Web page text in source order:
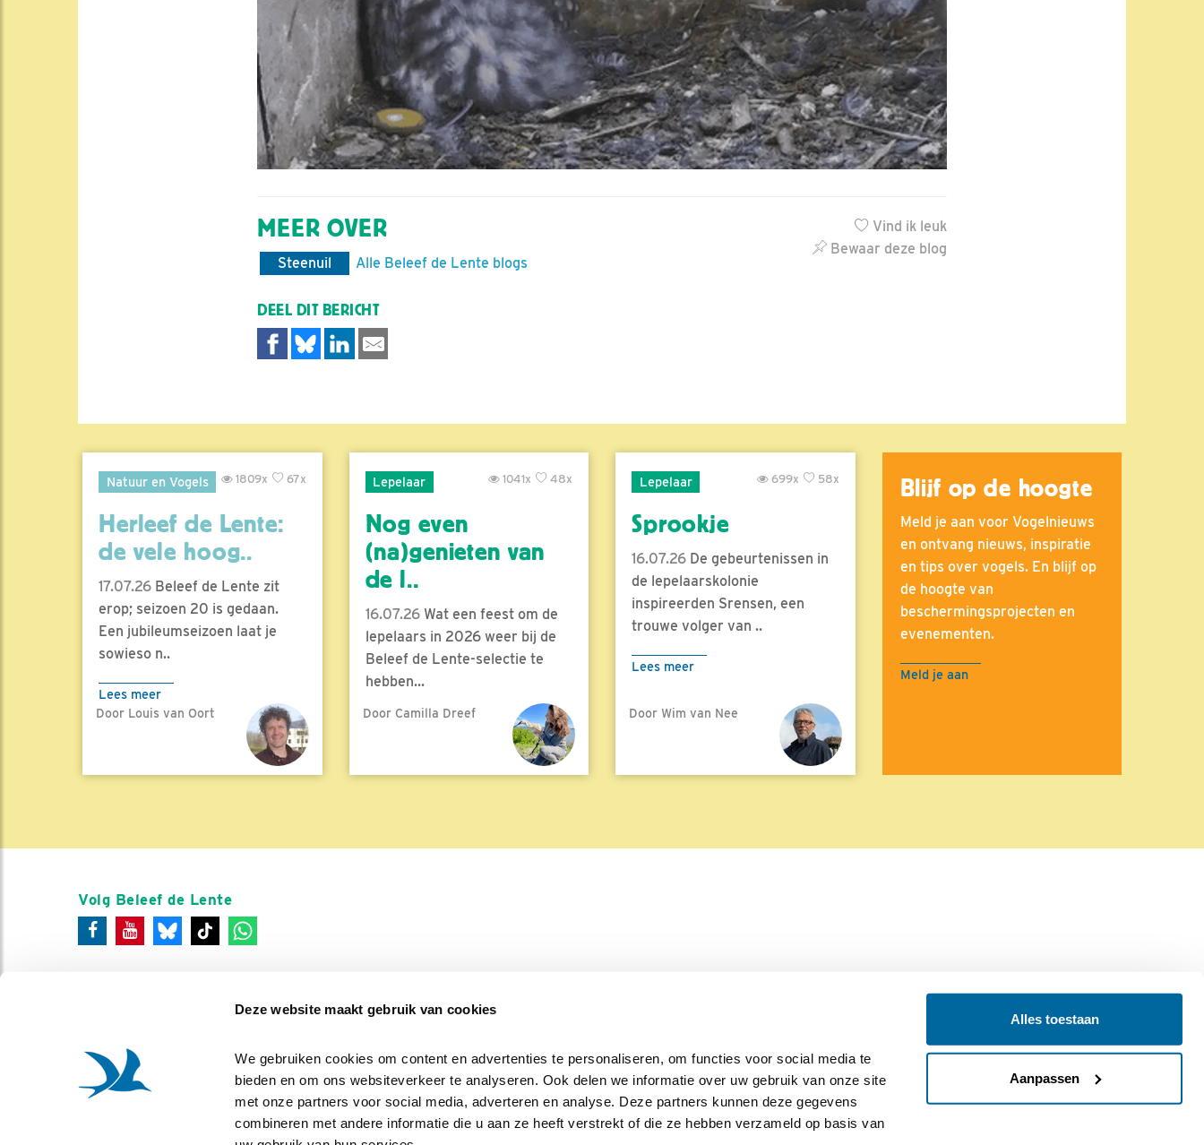
Deze website maakt gebruik van cookies
We gebruiken cookies om content en advertenties te personaliseren, om functies voor social media te
bieden en om ons websiteverkeer te analyseren. Ook delen we informatie over uw gebruik van onze site
met onze partners voor social media, adverteren en analyse. Deze partners kunnen deze gegevens
combineren met andere informatie die u aan ze heeft verstrekt of die ze hebben verzameld op basis van
Alles toestaan
Aanpassen
Vind ik leuk
Bewaar deze blog
MEER OVER
Steenuil Alle Beleef de Lente blogs
DEEL DIT BERICHT
Natuur en Vogels 67x
1809x
Herleef de Lente:
de vele hoog..
17.07.26 Beleef de Lente zit
erop; seizoen 20 is gedaan.
Een jubileumseizoen laat je
sowieso n..
Lees meer
Door Louis van Oort
Lepelaar 48x
1041x
Nog even
(na)genieten van
de l..
16.07.26Wat een feest om de
lepelaars in 2026 weer bij de
Beleef de Lente-selectie te
hebben...
Lees meer
Door Camilla Dreef
Lepelaar 58x
699x
Sprookje
16.07.26 De gebeurtenissen in
de lepelaarskolonie
inspireerden Srensen, een
trouwe volger van ..
Lees meer
Door Wim van Nee
Blijf op de hoogte
Meld je aan voor Vogelnieuws
en ontvang nieuws, inspiratie
en tips over vogels. En blijf op
de hoogte van
beschermingsprojecten en
evenementen.
Meld je aan
Volg Beleef de Lente
Colofon